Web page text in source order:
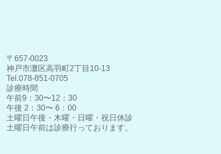
〒657-0023
神戸市灘区高羽町2丁目10-13
Tel.078-851-0705
診療時間
午前9：30〜12：30
午後 2：30〜 6：00
土曜日午後・木曜・日曜・祝日休診
土曜日午前は診療行っております。